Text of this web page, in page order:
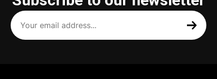
Your
email
address
(Required)